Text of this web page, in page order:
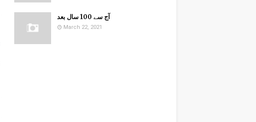
آج سے 100 سال بعد
March 22, 2021